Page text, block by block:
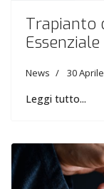
Trapianto
News 30
Leggi tutto...